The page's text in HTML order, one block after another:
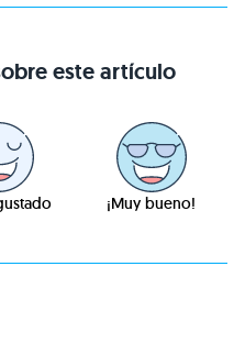
este artículo
¡Muy bueno!